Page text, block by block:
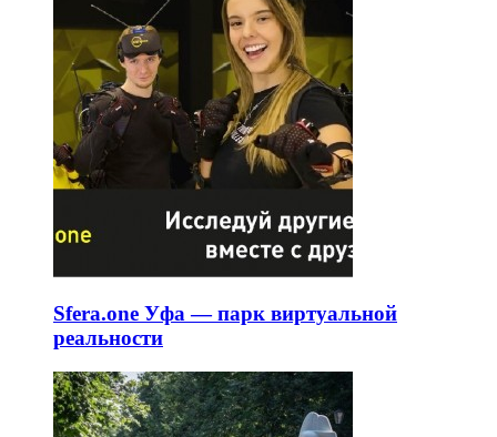
Sfera.one Уфа — парк виртуальной
реальности